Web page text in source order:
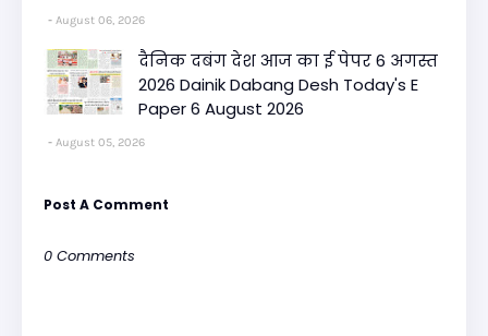
August 06, 2026
दैनिक दबंग देश आज का ई पेपर 6 अगस्त
2026 Dainik Dabang Desh Today's E
Paper 6 August 2026
August 05, 2026
Post A Comment
0 Comments